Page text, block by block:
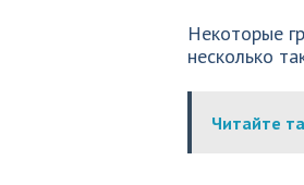
Некоторые
несколько
Читайте